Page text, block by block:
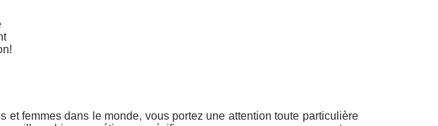
et femmes dans le monde, vous portez une attention toute particulière